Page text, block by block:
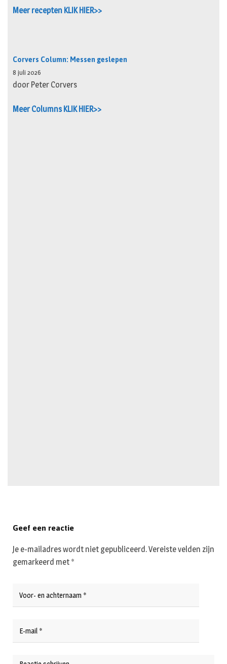
Meer recepten KLIK HIER>>
Corvers Column: Messen geslepen
8 juli 2026
door Peter Corvers
Meer Columns KLIK HIER>>
Geef een reactie
Je e-mailadres wordt niet gepubliceerd.Vereiste velden zijn
gemarkeerd met *